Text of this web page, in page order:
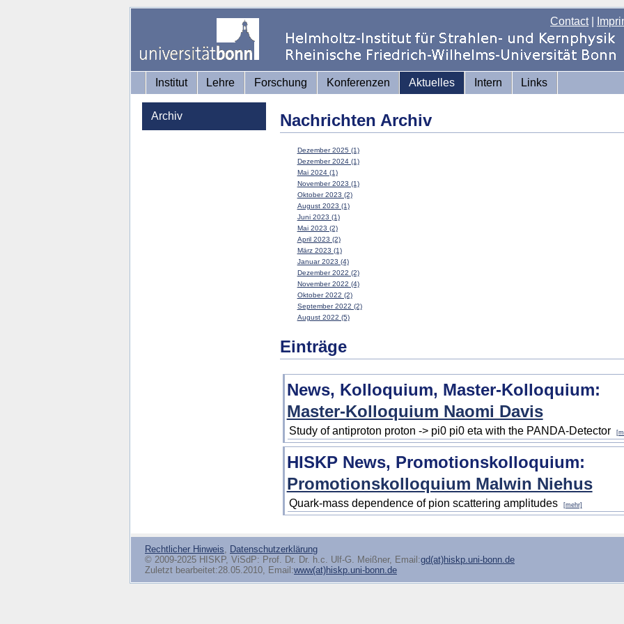
Contact|
Institut Lehre Forschung Konferenzen Aktuelles Intern Links
Archiv Nachrichten Archiv
Dezember 2025 (1)
Dezember 2024 (1)
Mai 2024 (1)
November 2023 (1)
Oktober 2023 (2)
August 2023 (1)
Juni 2023 (1)
Mai 2023 (2)
April 2023 (2)
März 2023 (1)
Januar 2023 (4)
Dezember 2022 (2)
November 2022 (4)
Oktober 2022 (2)
September 2022 (2)
August 2022 (5)
Einträge
News, Kolloquium, Master-Kolloquium:
Master-Kolloquium Naomi Davis
Study of antiproton proton -> pi0 pi0 eta with the PANDA-Detector
HISKP News, Promotionskolloquium:
Promotionskolloquium Malwin Niehus
Quark-mass dependence of pion scattering amplitudes [mehr]
Rechtlicher Hinweis, Datenschutzerklärung
© 2009-2025 HISKP, ViSdP: Prof. Dr. Dr. h.c. Ulf-G. Meißner, Email:gd(at)hiskp.uni-bonn.de
Zuletzt bearbeitet:28.05.2010, Email:www(at)hiskp.uni-bonn.de